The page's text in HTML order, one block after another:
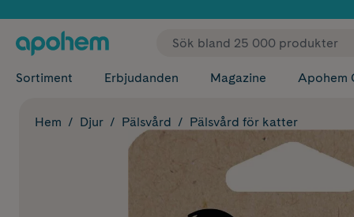
✓
Sortiment Erbjudanden Magazine Apohem
Hem Djur Pälsvård Pälsvård för katter